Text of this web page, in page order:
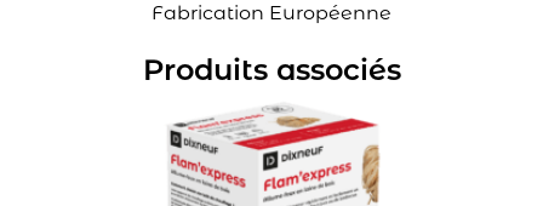
Fabrication Européenne
Produits associés